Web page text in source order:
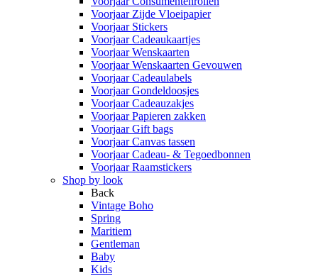
Voorjaar Zijde Vloeipapier
Voorjaar Stickers
Voorjaar Cadeaukaartjes
Voorjaar Wenskaarten
Voorjaar Wenskaarten Gevouwen
Voorjaar Cadeaulabels
Voorjaar Gondeldoosjes
Voorjaar Cadeauzakjes
Voorjaar Papieren zakken
Voorjaar Gift bags
Voorjaar Canvas tassen
Voorjaar Cadeau- & Tegoedbonnen
Voorjaar Raamstickers
Shop by look
Back
Vintage Boho
Spring
Maritiem
Gentleman
Baby
Kids